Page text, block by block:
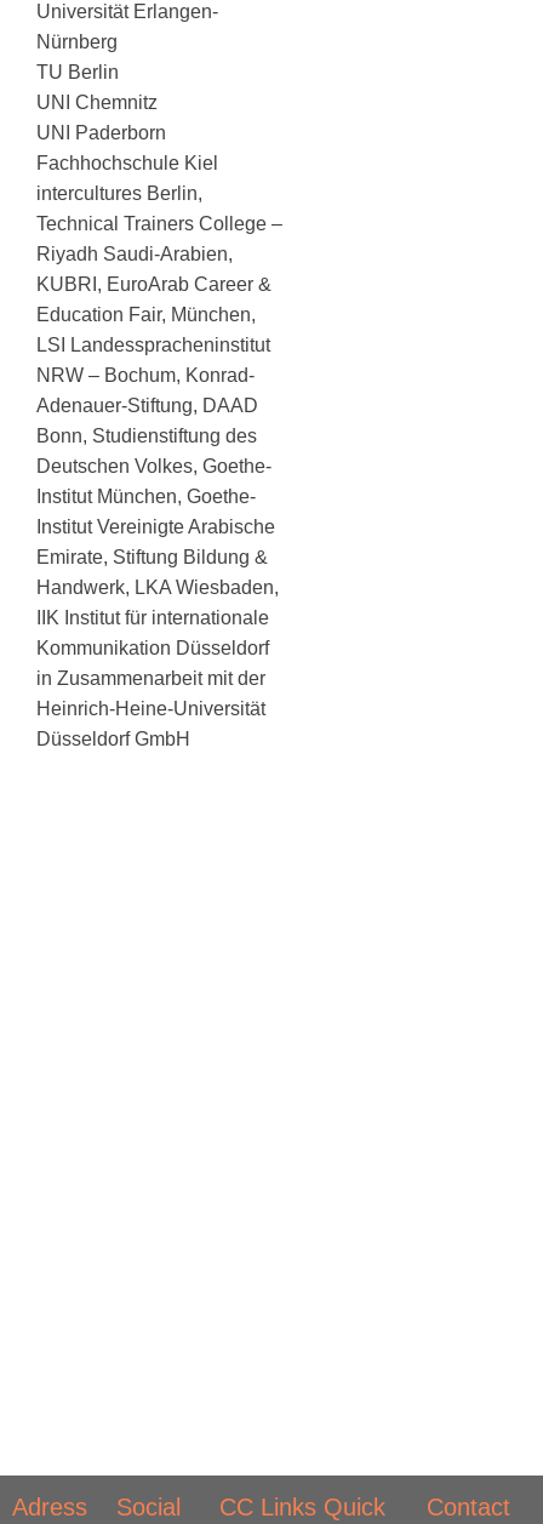
Universität Erlangen-
Nürnberg
TU Berlin
UNI Chemnitz
UNI Paderborn
Fachhochschule Kiel
intercultures Berlin,
Technical Trainers College –
Riyadh Saudi-Arabien,
KUBRI, EuroArab Career &
Education Fair, München,
LSI Landesspracheninstitut
NRW – Bochum, Konrad-
Adenauer-Stiftung, DAAD
Bonn, Studienstiftung des
Deutschen Volkes, Goethe-
Institut München, Goethe-
Institut Vereinigte Arabische
Emirate, Stiftung Bildung &
Handwerk, LKA Wiesbaden,
IIK Institut für internationale
Kommunikation Düsseldorf
in Zusammenarbeit mit der
Heinrich-Heine-Universität
Düsseldorf GmbH
Adress Social CC Links Quick Contact